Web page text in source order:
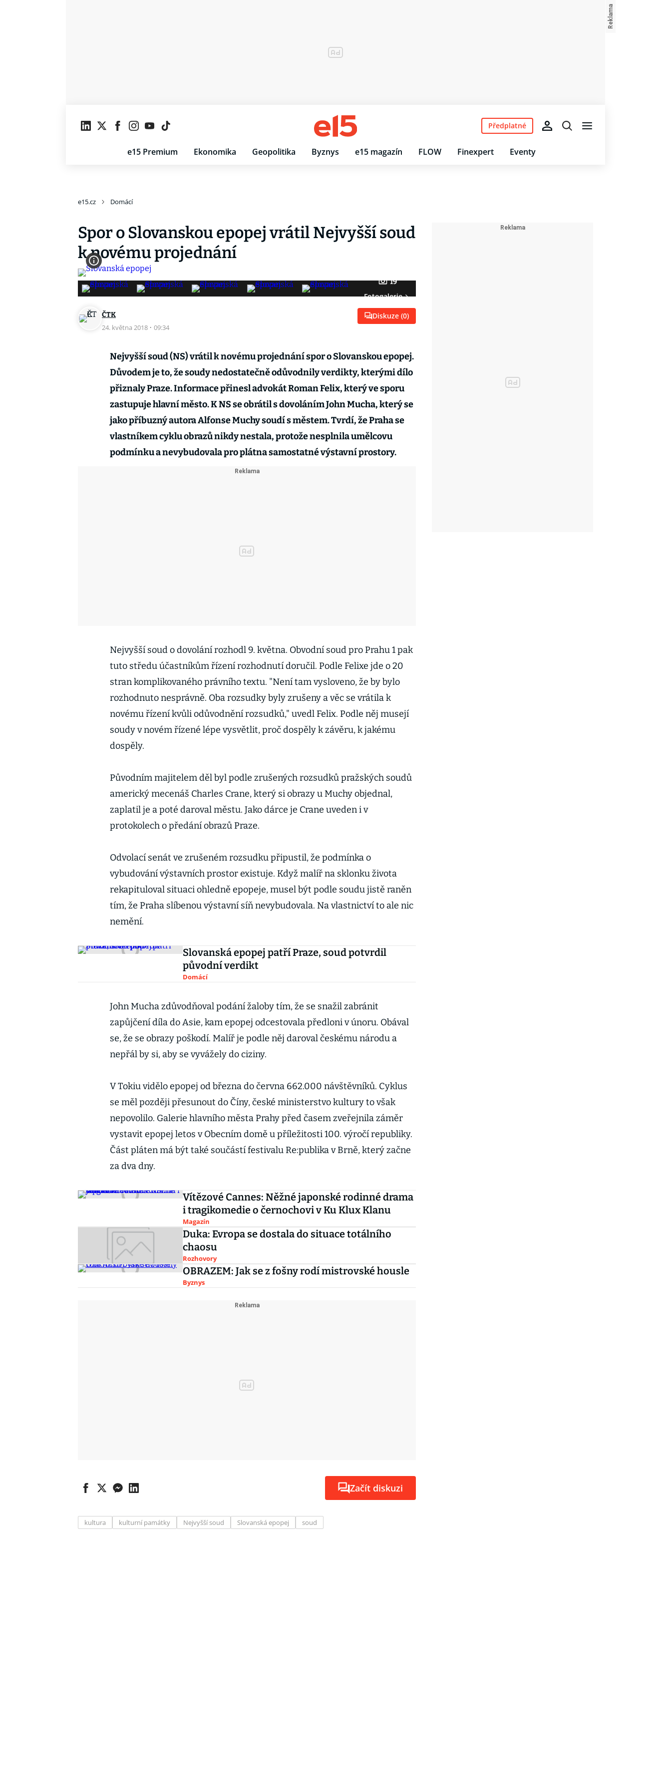
e15 Premium Ekonomika Geopolitika Byznys e15 magazín FLOW Finexpert Eventy
Předplatné
e15.cz Domácí
Spor o Slovanskou epopej vrátil Nejvyšší soud
k novému projednání
19
Fotogalerie
ČTK
24. května 2018 · 09:34
Diskuze (0)
Nejvyšší soud (NS) vrátil k novému projednání spor o Slovanskou epopej.
Důvodem je to, že soudy nedostatečně odůvodnily verdikty, kterými dílo
přiznaly Praze. Informace přinesl advokát Roman Felix, který ve sporu
zastupuje hlavní město. K NS se obrátil s dovoláním John Mucha, který se
jako příbuzný autora Alfonse Muchy soudí s městem. Tvrdí, že Praha se
vlastníkem cyklu obrazů nikdy nestala, protože nesplnila umělcovu
podmínku a nevybudovala pro plátna samostatné výstavní prostory.
Nejvyšší soud o dovolání rozhodl 9. května. Obvodní soud pro Prahu 1 pak
tuto středu účastníkům řízení rozhodnutí doručil. Podle Felixe jde o 20
stran komplikovaného právního textu. "Není tam vysloveno, že by bylo
rozhodnuto nesprávně. Oba rozsudky byly zrušeny a věc se vrátila k
novému řízení kvůli odůvodnění rozsudků," uvedl Felix. Podle něj musejí
soudy v novém řízené lépe vysvětlit, proč dospěly k závěru, k jakému
dospěly.
Původním majitelem děl byl podle zrušených rozsudků pražských soudů
americký mecenáš Charles Crane, který si obrazy u Muchy objednal,
zaplatil je a poté daroval městu. Jako dárce je Crane uveden i v
protokolech o předání obrazů Praze.
Odvolací senát ve zrušeném rozsudku připustil, že podmínka o
vybudování výstavních prostor existuje. Když malíř na sklonku života
rekapituloval situaci ohledně epopeje, musel být podle soudu jistě raněn
tím, že Praha slíbenou výstavní síň nevybudovala. Na vlastnictví to ale nic
nemění.
Slovanská epopej patří Praze, soud potvrdil
původní verdikt
Domácí
John Mucha zdůvodňoval podání žaloby tím, že se snažil zabránit
zapůjčení díla do Asie, kam epopej odcestovala předloni v únoru. Obával
se, že se obrazy poškodí. Malíř je podle něj daroval českému národu a
nepřál by si, aby se vyvážely do ciziny.
V Tokiu vidělo epopej od března do června 662.000 návštěvníků. Cyklus
se měl později přesunout do Číny, české ministerstvo kultury to však
nepovolilo. Galerie hlavního města Prahy před časem zveřejnila záměr
vystavit epopej letos v Obecním domě u příležitosti 100. výročí republiky.
Část pláten má být také součástí festivalu Re:publika v Brně, který začne
za dva dny.
Vítězové Cannes: Něžné japonské rodinné drama
i tragikomedie o černochovi v Ku Klux Klanu
Magazín
Duka: Evropa se dostala do situace totálního
chaosu
Rozhovory
OBRAZEM: Jak se z fošny rodí mistrovské housle
Byznys
Začít diskuzi
kultura kulturní památky Nejvyšší soud Slovanská epopej soud